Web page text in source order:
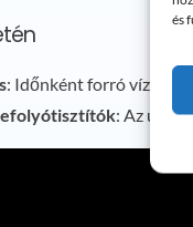
és
: Időnként forró vízzel
: Az új